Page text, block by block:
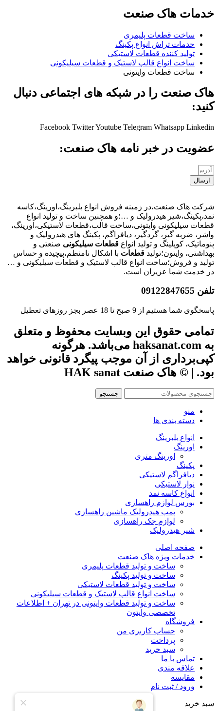
خدمات هاک صنعت
ساخت قطعات پلیمری
خدمات تراش انواع پکینگ
تولید کننده قطعات لاستیکی
ساخت انواع قالب لاستیک و قطعات سیلیکونی
ساخت قطعات وایتونی
هاک صنعت را در شبکه های اجتماعی دنبال
کنید:
Facebook TwitterYoutube Telegram Whatsapp Linkedin
عضویت در خبر نامه هاک صنعت:
ارسال
شرکت هاک صنعت،در زمینه فروش انواع بلبرینگ،اورینگ،کاسه
نمد،پکینگ،شیر هیدرولیک و …؛و همچنین ساخت و تولید انواع
قطعات سیلیکونی وایتونی،ساخت قالب،قطعات لاستیکی،اورینگ،
واشر، ضربه گیر، گردگیر، دیافراگم، پکینگ های هیدرولیک و
پنوماتیک، کوپلینگ و تولید انواع قطعات سیلیکونی صنعتی و
بهداشتی، وایتون؛تولید قطعات با اشکال نامنظم،پیچیده و حساس
تولید و فروش؛ساخت انواع قالب لاستیک و قطعات سیلیکونی و …
در خدمت شما عزیزان است.
تلفن 09122847655
پاسخگوی شما هستیم از 9 صبح تا 18 عصر بجز روزهای تعطیل
تمامی حقوق این وبسایت محفوظ و متعلق
به haksanat.com می‌باشد. هرگونه
کپی‌برداری از آن موجب پیگرد قانونی خواهد
بود. | © هاک صنعت HAK sanat
جستجو
منو
دسته بندی ها
انواع بلبرینگ
اورینگ
اورینگ متری
پکینگ
دیافراگم لاستیکی
نوار لاستیکی
انواع کاسه نمد
بورس لوازم راهسازی
پمپ هیدرولیک ماشین راهسازی
لوازم جک راهسازی
شیر هیدرولیک
صفحه اصلی
خدمات ویژه هاک صنعت
ساخت و تولید قطعات پلیمری
ساخت و تولید پکینگ
ساخت و تولید قطعات لاستیکی
ساخت انواع قالب لاستیک و قطعات سیلیکونی
ساخت و تولید قطعات وایتونی در تهران + اطلاعات
تخصصی وایتون
فروشگاه
حساب کاربری من
پرداخت
سبد خرید
تماس با ما
علاقه مندی
مقایسه
ورود / ثبت نام
سبد خرید